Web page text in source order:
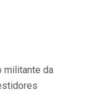
militante da